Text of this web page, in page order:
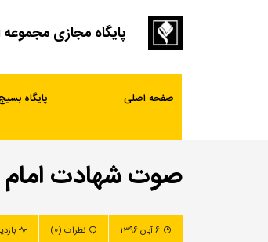
پایگاه مجازی مجموعه
صفحه اصلی پایگاه
صوت شهادت امام
6 آبان 1396 نظرات (0)